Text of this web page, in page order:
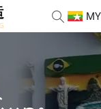
MY